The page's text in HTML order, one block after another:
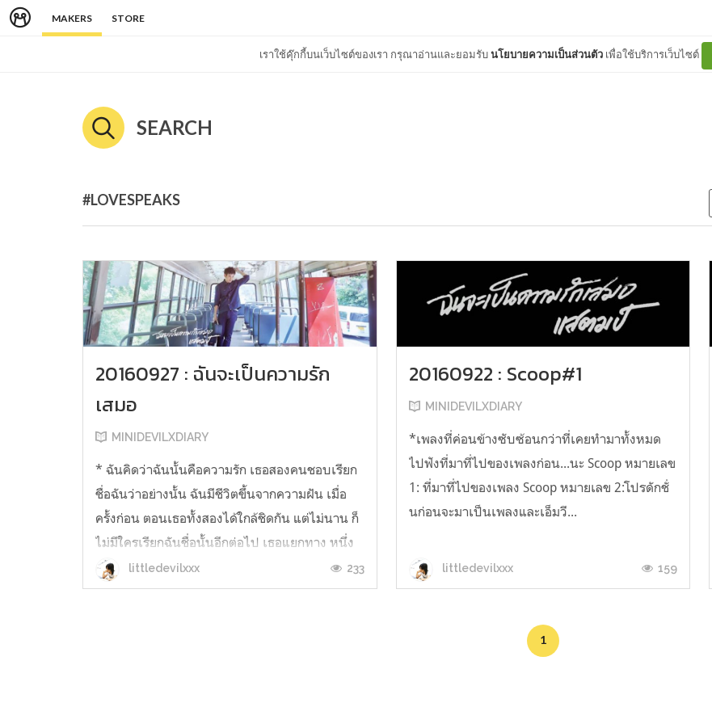
MAKERS STORE
เราใช้คุ๊กกี้บนเว็บไซต์ของเรา กรุณาอ่านและยอมรับนโยบายความเป็นส่วนตัว เพื่อใช้บริการเว็บไซต์
SEARCH
#LOVESPEAKS
20160927 : ฉันจะเป็นความรัก
เสมอ
MINIDEVILXDIARY
* ฉันคิดว่าฉันนั้นคือความรัก เธอสองคนชอบเรียก
ชื่อฉันว่าอย่างนั้น ฉันมีชีวิตขึ้นจากความฝัน เมื่อ
ครั้งก่อน ตอนเธอทั้งสองได้ใกล้ชิดกัน แต่ไม่นาน ก็
ไม่มีใครเรียกฉันชื่อนั้นอีกต่อไป เธอแยกทาง หนึ่ง
คนเรียกฉันว่าความทุกข์ อีกคนเรียกฉันว่าความ
เสียใจ แต่… ฉันคิดว่าฉันจะเป็นความรักต่อไป ไม่
littledevilxxx 233
20160922 : Scoop#1
MINIDEVILXDIARY
*เพลงที่ค่อนข้างซับซ้อนกว่าที่เคยทำมาทั้งหมด
ไปฟังที่มาที่ไปของเพลงก่อน...นะ Scoop หมายเลข
1: ที่มาที่ไปของเพลง Scoop หมายเลข 2:โปรดักชั่
นก่อนจะมาเป็นเพลงและเอ็มวี...
littledevilxxx 159
1